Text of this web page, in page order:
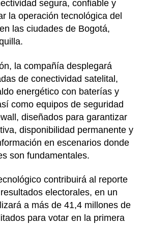
segura, confiable y
la operación tecnológica del
las ciudades de Bogotá,
la compañía desplegará
de conectividad satelital,
energético con baterías y
como equipos de seguridad
diseñados para garantizar
disponibilidad permanente y
en escenarios donde
son fundamentales.
contribuirá al reporte
electorales, en un
a más de 41,4 millones de
para votar en la primera